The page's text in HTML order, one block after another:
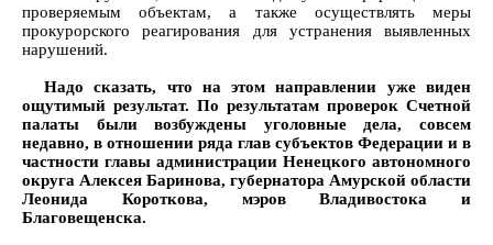
проверяемым объектам, а также осуществлять меры
прокурорского реагирования для устранения выявленных
нарушений.
Надо сказать, что на этом направлении уже виден
ощутимый результат. По результатам проверок Счетной
палаты были возбуждены уголовные дела, совсем
недавно, в отношении ряда глав субъектов Федерации и в
частности главы администрации Ненецкого автономного
округа Алексея Баринова, губернатора Амурской области
Леонида Короткова, мэров Владивостока и
Благовещенска.